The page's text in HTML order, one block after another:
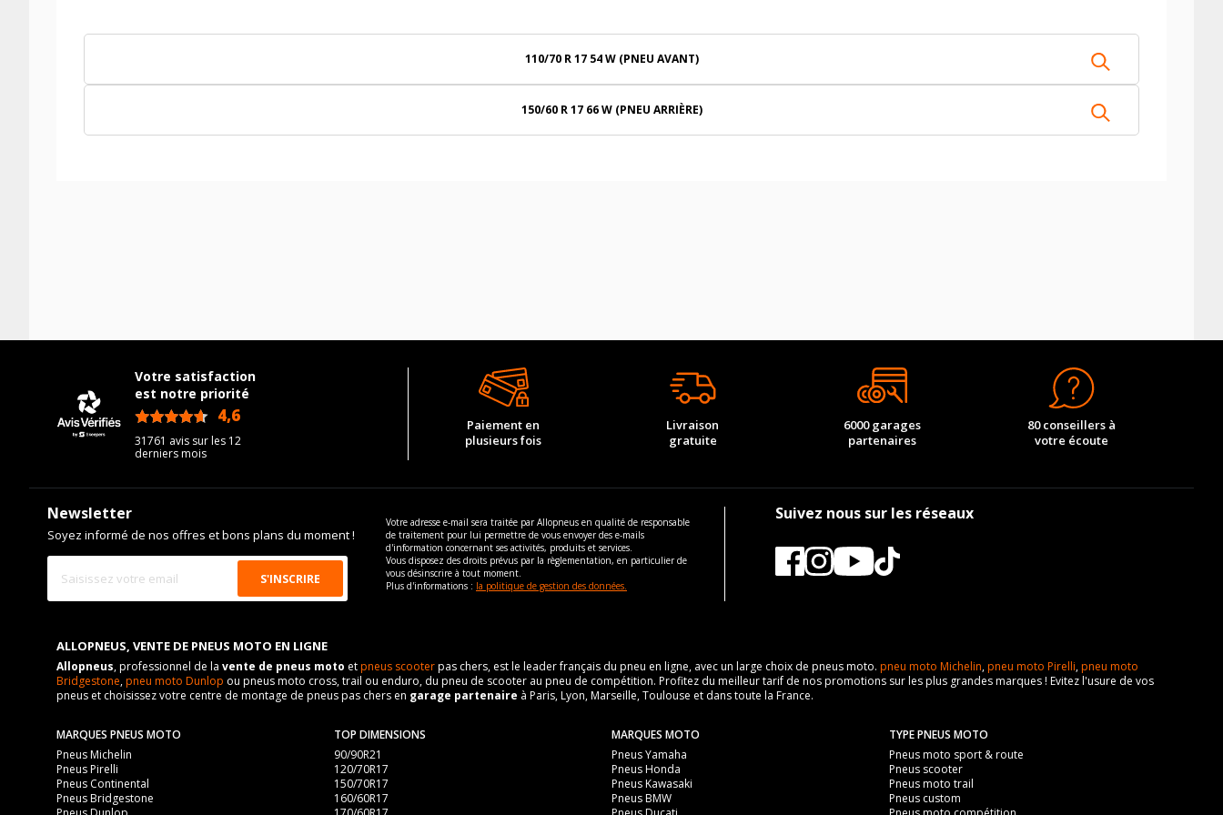
110/70 R 17 54 W (PNEU AVANT)
150/60 R 17 66 W (PNEU ARRIÈRE)
Votre satisfaction
est notre priorité
4,6
31761 avis sur les 12
derniers mois
Paiement en
plusieurs fois
Livraison
gratuite
6000 garages
partenaires
80 conseillers à
votre écoute
Newsletter
Soyez informé de nos offres et bons plans du moment !
Votre adresse e-mail sera traitée par Allopneus en qualité de responsable
de traitement pour lui permettre de vous envoyer des e-mails
d'information concernant ses activités, produits et services.
Vous disposez des droits prévus par la règlementation, en particulier de
vous désinscrire à tout moment.
Plus d'informations : la politique de gestion des données.
Suivez nous sur les réseaux
ALLOPNEUS, VENTE DE PNEUS MOTO EN LIGNE
Allopneus, professionnel de la vente de pneus moto etpneus scooterpas chers, est le leader français du pneu en ligne, avec un large choix de pneus moto. pneu moto Michelin,pneu moto Pirelli,pneu moto
Bridgestone,pneu moto Dunlop ou pneus moto cross, trail ou enduro, du pneu de scooter au pneu de compétition. Profitez du meilleur tarif de nos promotions sur les plus grandes marques ! Evitez l'usure de vos
pneus et choisissez votre centre de montage de pneus pas chers en garage partenaire à Paris, Lyon, Marseille, Toulouse et dans toute la France.
MARQUES PNEUS MOTO
Pneus Michelin
Pneus Pirelli
Pneus Continental
Pneus Bridgestone
TOP DIMENSIONS
90/90R21
120/70R17
150/70R17
160/60R17
MARQUES MOTO
Pneus Yamaha
Pneus Honda
Pneus Kawasaki
Pneus BMW
TYPE PNEUS MOTO
Pneus moto sport & route
Pneus scooter
Pneus moto trail
Pneus custom